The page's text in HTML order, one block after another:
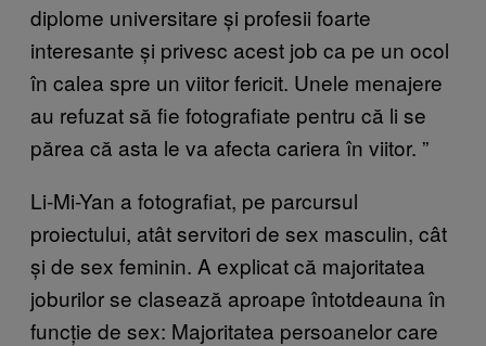
diplome universitare și profesii foarte
interesante și privesc acest job ca pe un ocol
în calea spre un viitor fericit. Unele menajere
au refuzat să fie fotografiate pentru că li se
părea că asta le va afecta cariera în viitor. ”
Li-Mi-Yan a fotografiat, pe parcursul
proiectului, atât servitori de sex masculin, cât
și de sex feminin. A explicat că majoritatea
joburilor se clasează aproape întotdeauna în
funcție de sex: Majoritatea persoanelor care